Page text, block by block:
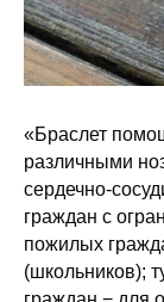
«Браслет
различными
сердечно-
граждан с
пожилых
(школьников);